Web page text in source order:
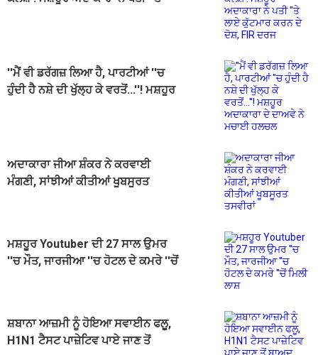
''ਮੈਂ ਵੀ ਡਰੱਗਜ਼ ਲਿਆ ਹੈ, ਪਾਰਟੀਆਂ ''ਚ
ਹੁੰਦੀ ਹੈ ਨਸ਼ੇ ਦੀ ਖੁੱਲ੍ਹ ਕੇ ਵਰਤੋਂ...''! ਮਸ਼ਹੂਰ
ਅਦਾਕਾਰਾ ਜੀਆ ਸ਼ੰਕਰ ਨੇ ਕਰਵਾਈ
ਮੰਗਣੀ, ਸਾਂਝੀਆਂ ਕੀਤੀਆਂ ਖੂਬਸੂਰਤ
ਮਸ਼ਹੂਰ Youtuber ਦੀ 27 ਸਾਲ ਉਮਰ
''ਚ ਮੌਤ, ਜਾਰਜੀਆ ''ਚ ਹੋਟਲ ਦੇ ਕਮਰੇ ''ਚੋਂ
ਸ਼ਬਾਨਾ ਆਜ਼ਮੀ ਨੂੰ ਹੋਇਆ ਸਵਾਈਨ ਫਲੂ,
H1N1 ਟੈਸਟ ਪਾਜ਼ੇਟਿਵ ਪਾਏ ਜਾਣ ਤੋਂ